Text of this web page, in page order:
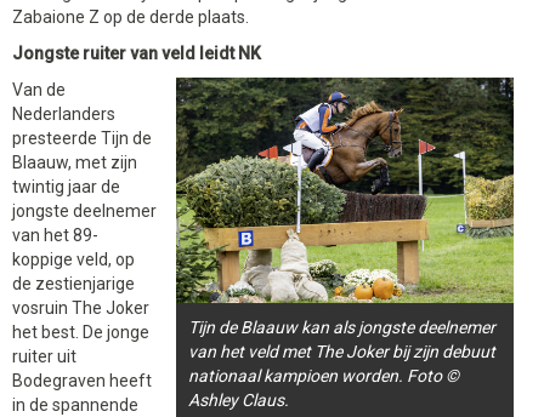
Zabaione Z op de derde plaats.
Jongste ruiter van veld leidt NK
Tijn de Blaauw kan als jongste deelnemer
van het veld met The Joker bij zijn debuut
nationaal kampioen worden. Foto ©
Ashley Claus.
Van de
Nederlanders
presteerde Tijn de
Blaauw, met zijn
twintig jaar de
jongste deelnemer
van het 89-
koppige veld, op
de zestienjarige
vosruin The Joker
het best. De jonge
ruiter uit
Bodegraven heeft
in de spannende